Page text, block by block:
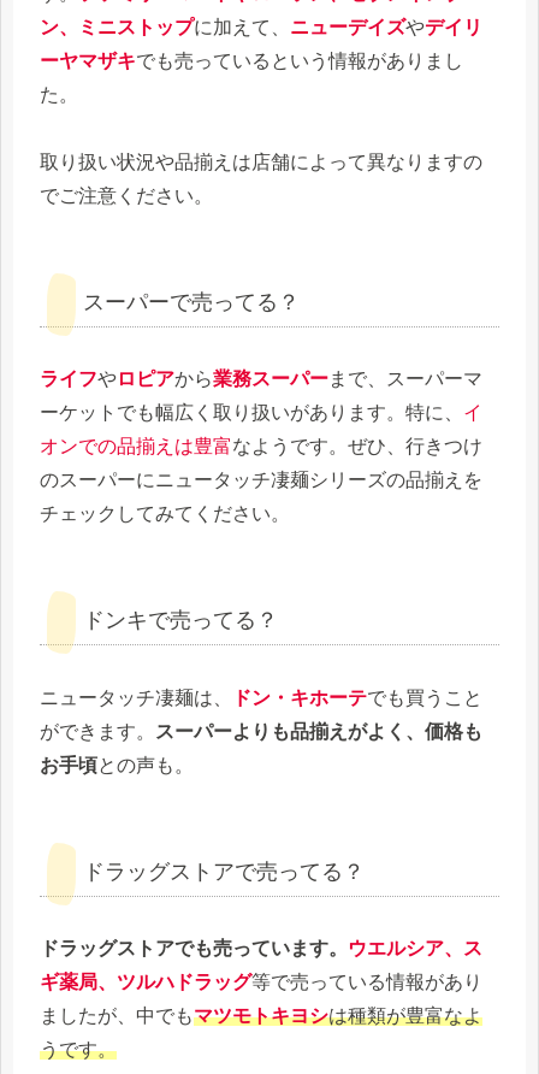
ン、ミニストップに加えて、 ニューデイズやデイリ
ーヤマザキでも売っているという情報がありまし
た。
取り扱い状況や品揃えは店舗によって異なりますの
でご注意ください。
スーパーで売ってる？
ライフやロピアから業務スーパーまで、スーパーマ
ーケットでも幅広く取り扱いがあります。特に、 イ
オンでの品揃えは豊富なようです。ぜひ、行きつけ
のスーパーにニュータッチ凄麺シリーズの品揃えを
チェックしてみてください。
ドンキで売ってる？
ニュータッチ凄麺は、 ドン・キホーテでも買うこと
ができます。
スーパーよりも品揃えがよく、価格も
お手頃との声も。
ドラッグストアで売ってる？
ドラッグストアでも売っています。
ウエルシア、ス
ギ薬局、ツルハドラッグ等で売っている情報があり
ましたが、中でもマツモトキヨシは種類が豊富なよ
うです。